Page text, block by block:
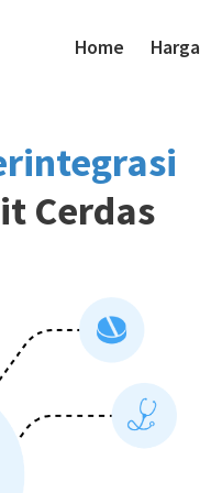
Home Harga
Cerdas